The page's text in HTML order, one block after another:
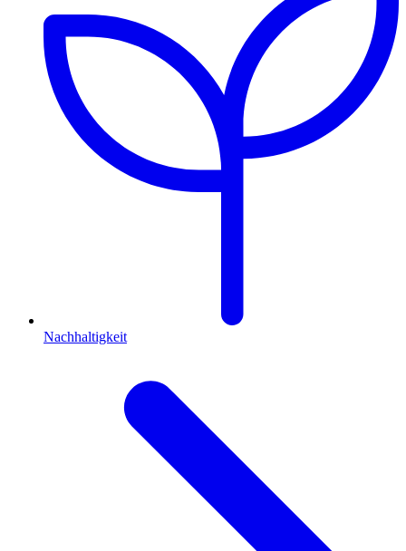
Nachhaltigkeit